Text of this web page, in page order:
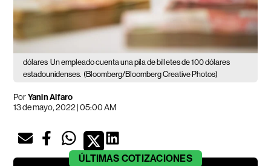
dólares Un empleado cuenta una pila de billetes de 100 dólares
estadounidenses. (Bloomberg/Bloomberg Creative Photos)
PorYanin Alfaro
13 de mayo, 2022 | 05:00 AM
ÚLTIMAS COTIZACIONES